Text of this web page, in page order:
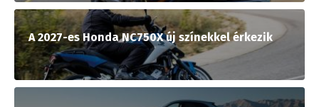
A 2027-es Honda NC750X új színekkel érkezik